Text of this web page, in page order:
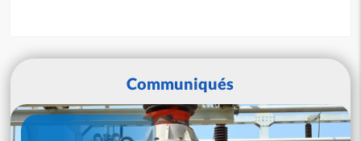
Communiqués